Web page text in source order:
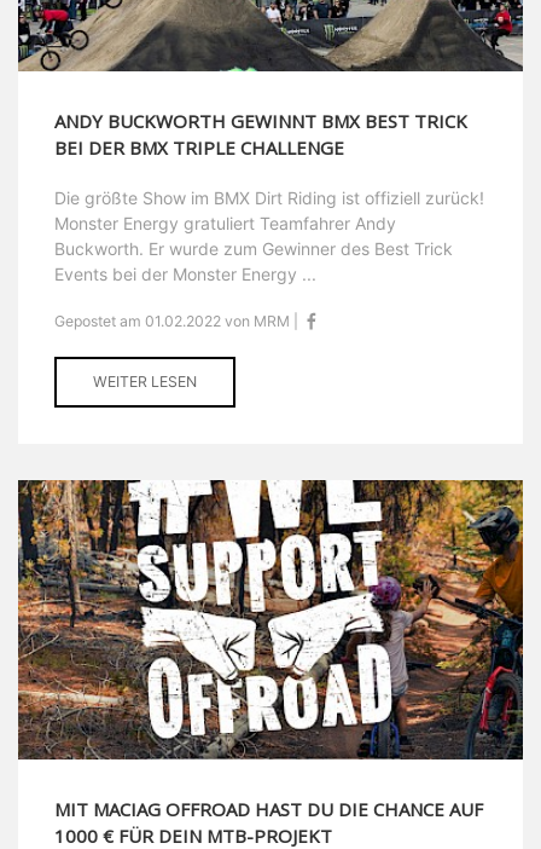
ANDY BUCKWORTH GEWINNT BMX BEST TRICK
BEI DER BMX TRIPLE CHALLENGE
Die größte Show im BMX Dirt Riding ist offiziell zurück!
Monster Energy gratuliert Teamfahrer Andy
Buckworth. Er wurde zum Gewinner des Best Trick
Events bei der Monster Energy ...
Gepostet am 01.02.2022 von MRM |
WEITER LESEN
MIT MACIAG OFFROAD HAST DU DIE CHANCE AUF
1000 € FÜR DEIN MTB-PROJEKT